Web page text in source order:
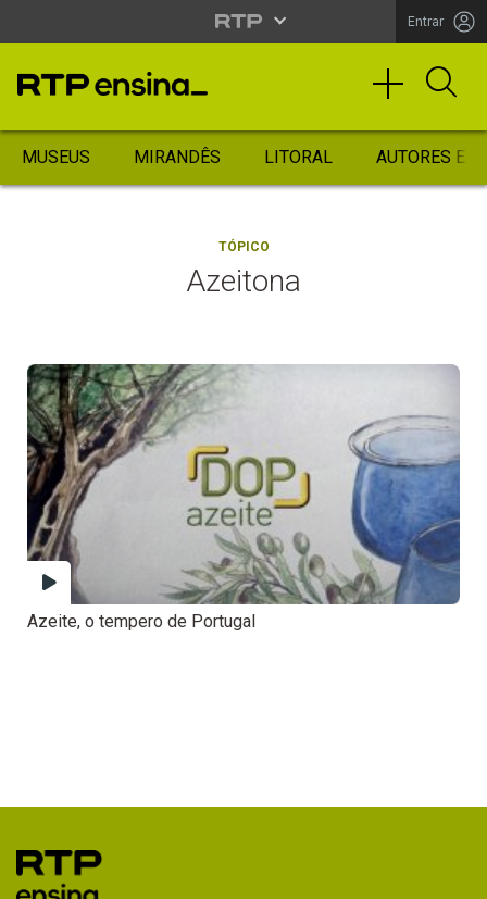
Entrar
MUSEUS MIRANDÊS LITORAL AUTORES
TÓPICO
Azeitona
Azeite, o tempero de Portugal